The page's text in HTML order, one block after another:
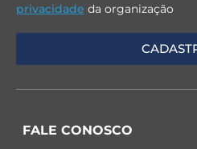
privacidade da organização
FALE CONOSCO